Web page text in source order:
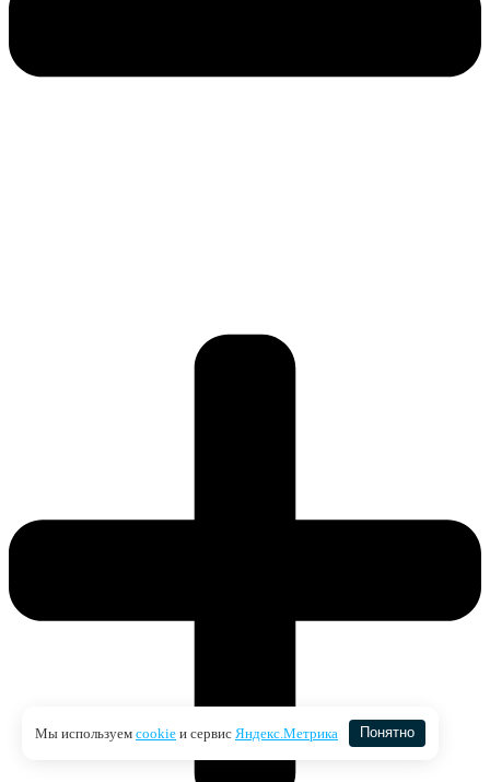
Мы используем cookie и сервис Яндекс.Метрика Понятно